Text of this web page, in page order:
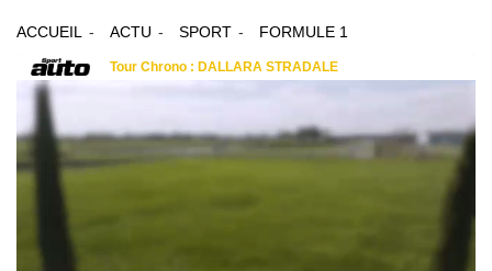
ACCUEIL ACTU SPORT FORMULE 1